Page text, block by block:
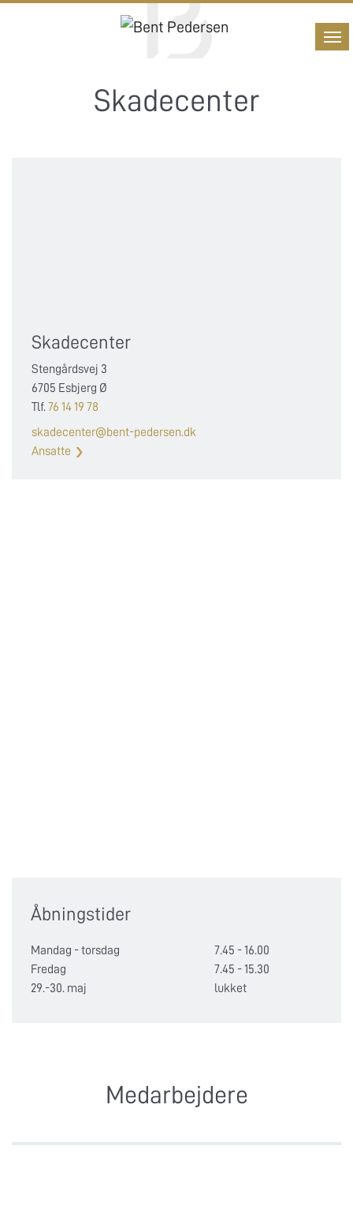
Skadecenter
Skadecenter
Stengårdsvej 3
6705 Esbjerg Ø
Tlf.76 14 19 78
skadecenter@bent-pedersen.dk
Ansatte
Åbningstider
Mandag - torsdag
7.45 - 16.00
Fredag
7.45 - 15.30
29.-30. maj
lukket
Medarbejdere